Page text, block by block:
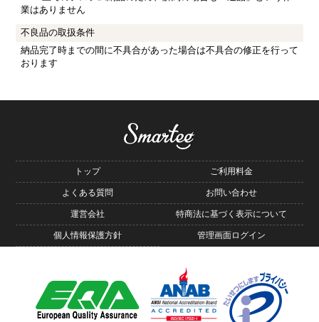
業はありません
不良品の取扱条件
納品完了時までの間に不具合があった場合は不具合の修正を行って
おります
トップ ご利用料金
よくある質問 お問い合わせ
運営会社 特商法に基づく表示について
個人情報保護方針 管理画面ログイン